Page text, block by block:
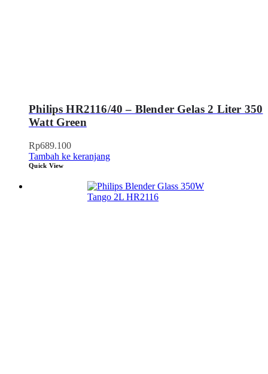
Philips HR2116/40 – Blender Gelas 2 Liter 350
Watt Green
Rp689.100
Tambah ke keranjang
Quick View